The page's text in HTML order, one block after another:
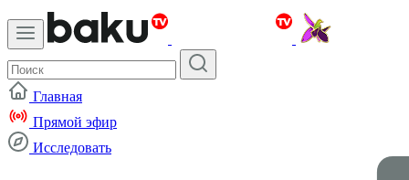
Главная
Прямой эфир
Исследовать